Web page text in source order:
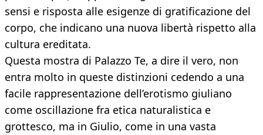
sensi e risposta alle esigenze di gratificazione del
corpo, che indicano una nuova libertà rispetto alla
cultura ereditata.
Questa mostra di Palazzo Te, a dire il vero, non
entra molto in queste distinzioni cedendo a una
facile rappresentazione dell’erotismo giuliano
come oscillazione fra etica naturalistica e
grottesco, ma in Giulio, come in una vasta